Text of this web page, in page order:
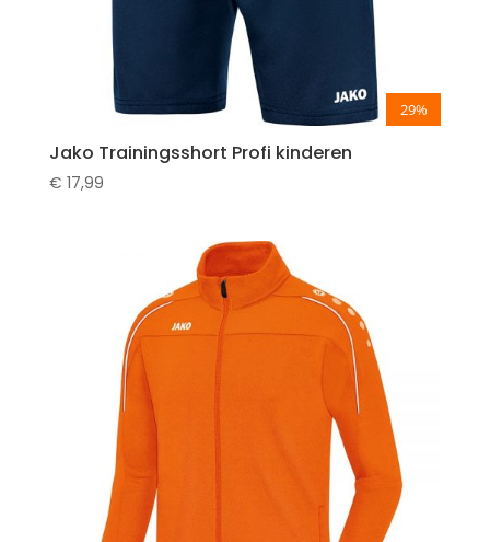
29%
Jako Trainingsshort Profi kinderen
€ 17,99